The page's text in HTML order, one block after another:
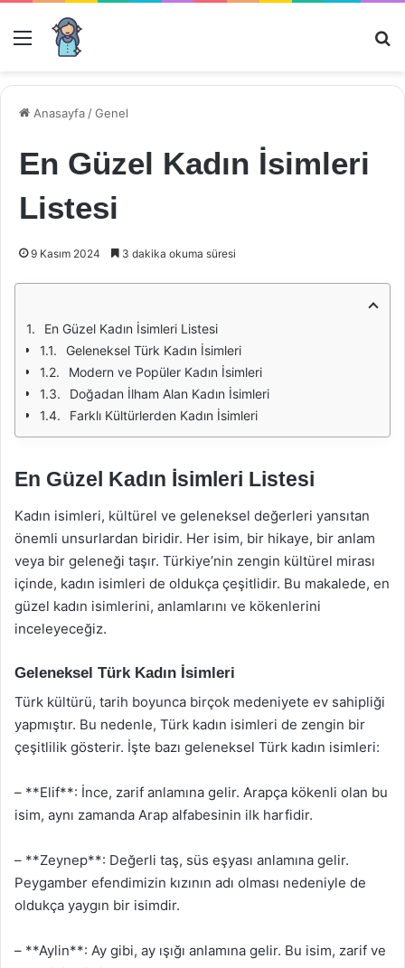
Menü
Anasayfa /Genel
En Güzel Kadın İsimleri
Listesi
9 Kasım 2024 3 dakika okuma süresi
En Güzel Kadın İsimleri Listesi
Geleneksel Türk Kadın İsimleri
Modern ve Popüler Kadın İsimleri
Doğadan İlham Alan Kadın İsimleri
Farklı Kültürlerden Kadın İsimleri
En Güzel Kadın İsimleri Listesi
Kadın isimleri, kültürel ve geleneksel değerleri yansıtan
önemli unsurlardan biridir. Her isim, bir hikaye, bir anlam
veya bir geleneği taşır. Türkiye’nin zengin kültürel mirası
içinde, kadın isimleri de oldukça çeşitlidir. Bu makalede, en
güzel kadın isimlerini, anlamlarını ve kökenlerini
inceleyeceğiz.
Geleneksel Türk Kadın İsimleri
Türk kültürü, tarih boyunca birçok medeniyete ev sahipliği
yapmıştır. Bu nedenle, Türk kadın isimleri de zengin bir
çeşitlilik gösterir. İşte bazı geleneksel Türk kadın isimleri:
– **Elif**: İnce, zarif anlamına gelir. Arapça kökenli olan bu
isim, aynı zamanda Arap alfabesinin ilk harfidir.
– **Zeynep**: Değerli taş, süs eşyası anlamına gelir.
Peygamber efendimizin kızının adı olması nedeniyle de
oldukça yaygın bir isimdir.
– **Aylin**: Ay gibi, ay ışığı anlamına gelir. Bu isim, zarif ve